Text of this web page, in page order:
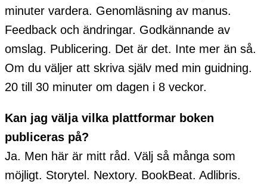
minuter vardera. Genomläsning av manus.
Feedback och ändringar. Godkännande av
omslag. Publicering. Det är det. Inte mer än så.
Om du väljer att skriva själv med min guidning.
20 till 30 minuter om dagen i 8 veckor.
Kan jag välja vilka plattformar boken
publiceras på?
Ja. Men här är mitt råd. Välj så många som
möjligt. Storytel. Nextory. BookBeat. Adlibris.